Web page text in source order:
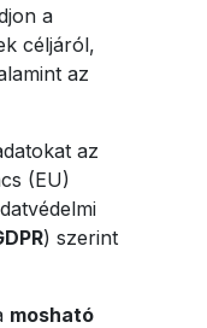
a
céljáról,
az
az
(EU)
) szerint
mosható